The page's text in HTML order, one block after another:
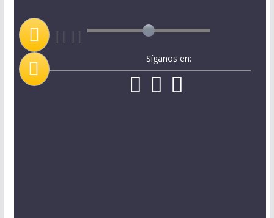
Síganos en: